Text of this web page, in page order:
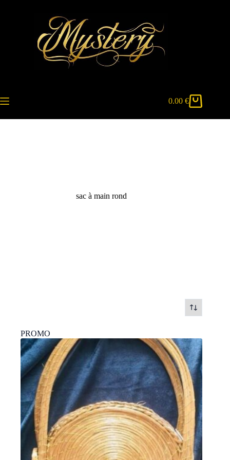
Panier
0.00€
sac à main rond
PROMO